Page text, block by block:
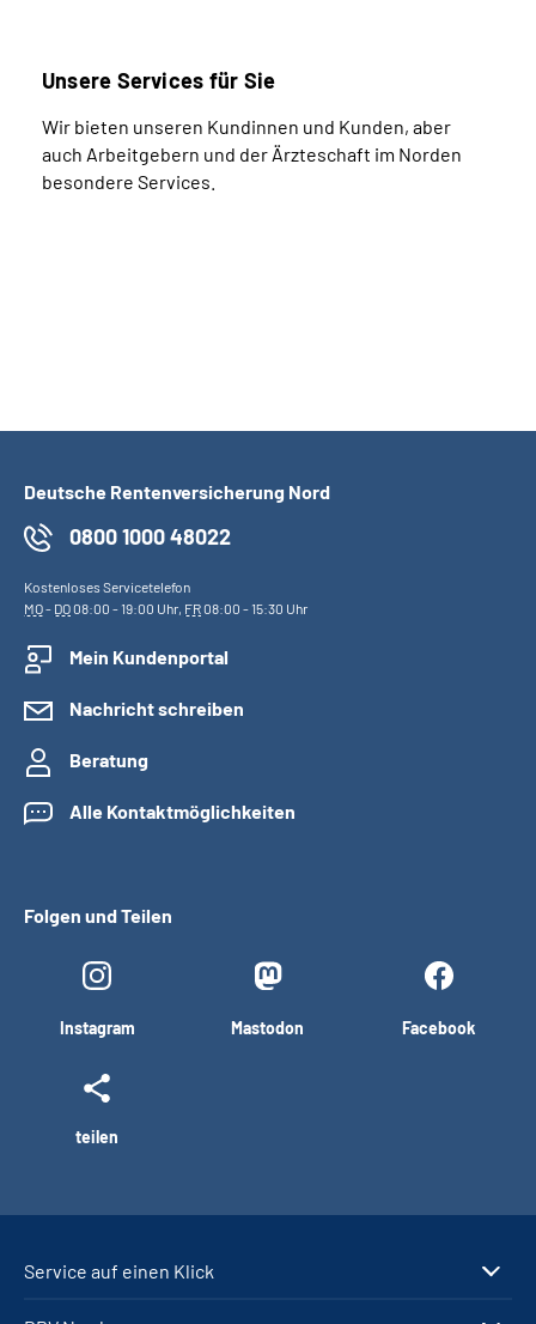
Unsere Services für Sie
Wir bieten unseren Kundinnen und Kunden, aber
auch Arbeitgebern und der Ärzteschaft im Norden
besondere Services.
Deutsche Rentenversicherung Nord
0800 1000 48022
Kostenloses Servicetelefon
MO- DO08:00 - 19:00 Uhr, FR08:00 - 15:30 Uhr
Mein Kundenportal
Nachricht schreiben
Beratung
Alle Kontaktmöglichkeiten
Folgen und Teilen
Instagram Mastodon Facebook
teilen
Service auf einen Klick